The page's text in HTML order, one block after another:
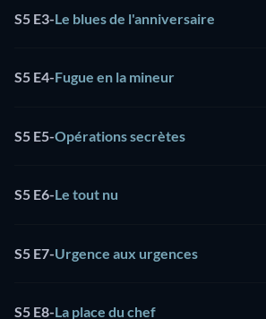
S5 E3-Le blues de l'anniversaire
S5 E4-Fugue en la mineur
S5 E5-Opérations secrètes
S5 E6-Le tout nu
S5 E7-Urgence aux urgences
S5 E8-La place du chef